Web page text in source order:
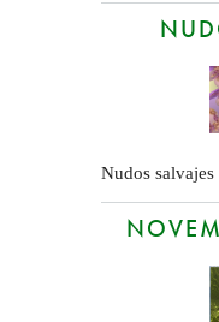
Nudos salvajes